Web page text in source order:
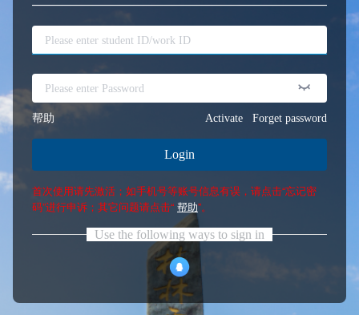
帮助 Activate Forget password
Login
首次使用请先激活；如手机号等账号信息有误，请点击“忘记密
码”进行申诉；其它问题请点击“ 帮助”。
Use the following ways to sign in